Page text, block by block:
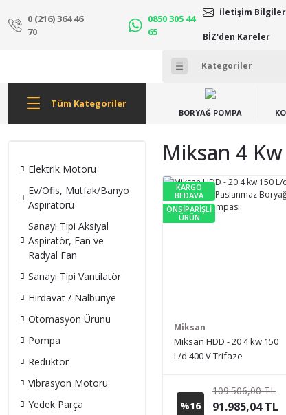
0 (216) 364 46
70
0850 305 44
65
İletişim
BİZ'den Kareler
Tüm Kategoriler
BORYAĞ POMPA
Elektrik Motoru
Ev/Ofis, Mutfak/Banyo
Aspiratörü
Sanayi Tipi Aksiyal
Aspiratör, Fan ve
Radyal Fan
Sanayi Tipi Vantilatör
Hırdavat / Nalburiye
Otomasyon Ürünü
Pompa
Redüktör
Vibrasyon Motoru
Yedek Parça
Miksan 4
KARGO
BEDAVA
ÖNSİPARİŞLİ
ÜRÜN
Miksan
Miksan HDD - 20 4 kw 150
L/d 400 V Trifaze
Devirdaim Pompası
%16
109.506,00 TL
91.985,04 TL